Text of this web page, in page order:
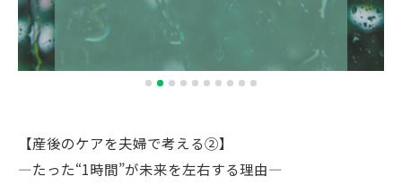
【産後のケアを夫婦で考える②】
―たった“1時間”が未来を左右する理由―